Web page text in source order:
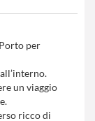
per
un viaggio
ricco di